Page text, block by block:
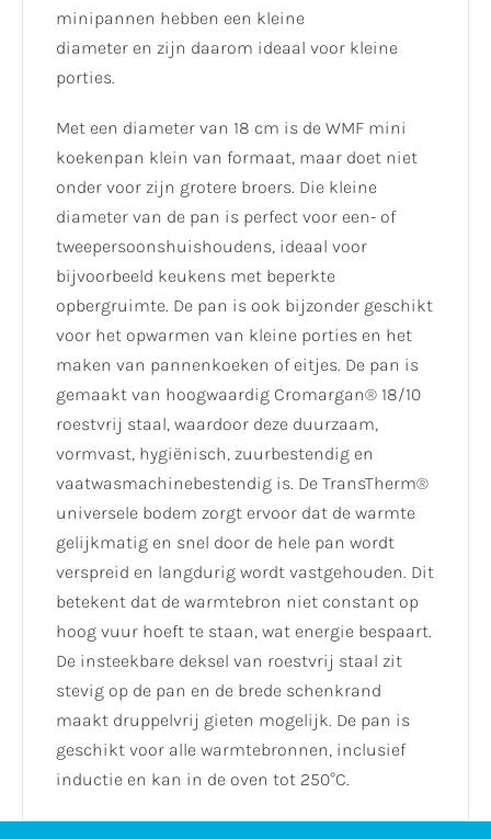
minipannen hebben een kleine
diameter en zijn daarom ideaal voor kleine
porties.
Met een diameter van 18 cm is de WMF mini
koekenpan klein van formaat, maar doet niet
onder voor zijn grotere broers. Die kleine
diameter van de pan is perfect voor een- of
tweepersoonshuishoudens, ideaal voor
bijvoorbeeld keukens met beperkte
opbergruimte. De pan is ook bijzonder geschikt
voor het opwarmen van kleine porties en het
maken van pannenkoeken of eitjes. De pan is
gemaakt van hoogwaardig Cromargan® 18/10
roestvrij staal, waardoor deze duurzaam,
vormvast, hygiënisch, zuurbestendig en
vaatwasmachinebestendig is. De TransTherm®
universele bodem zorgt ervoor dat de warmte
gelijkmatig en snel door de hele pan wordt
verspreid en langdurig wordt vastgehouden. Dit
betekent dat de warmtebron niet constant op
hoog vuur hoeft te staan, wat energie bespaart.
De insteekbare deksel van roestvrij staal zit
stevig op de pan en de brede schenkrand
maakt druppelvrij gieten mogelijk. De pan is
geschikt voor alle warmtebronnen, inclusief
inductie en kan in de oven tot 250°C.